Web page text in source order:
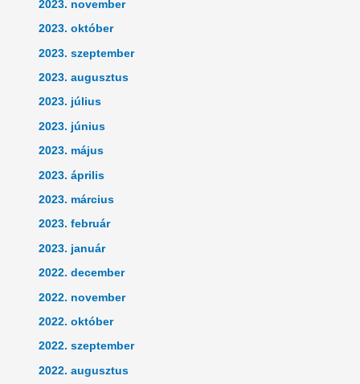
2023. november
2023. október
2023. szeptember
2023. augusztus
2023. július
2023. június
2023. május
2023. április
2023. március
2023. február
2023. január
2022. december
2022. november
2022. október
2022. szeptember
2022. augusztus